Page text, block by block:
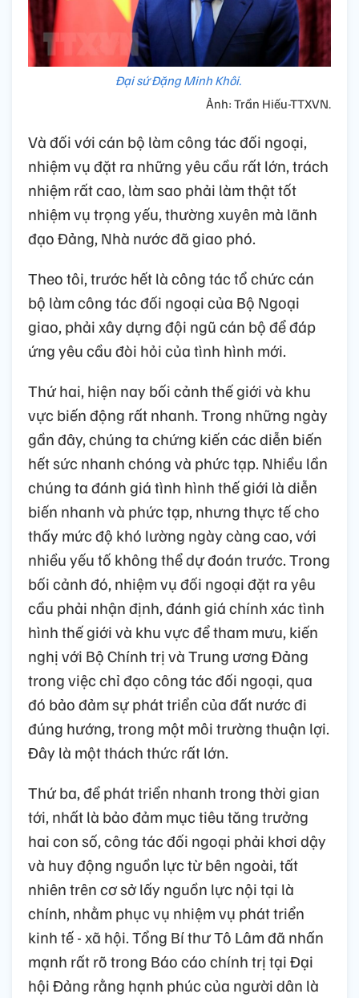
Đại sứ Đặng Minh Khôi.
Ảnh: Trần Hiếu-TTXVN.
Và đối với cán bộ làm công tác đối ngoại,
nhiệm vụ đặt ra những yêu cầu rất lớn, trách
nhiệm rất cao, làm sao phải làm thật tốt
nhiệm vụ trọng yếu, thường xuyên mà lãnh
đạo Đảng, Nhà nước đã giao phó.
Theo tôi, trước hết là công tác tổ chức cán
bộ làm công tác đối ngoại của Bộ Ngoại
giao, phải xây dựng đội ngũ cán bộ để đáp
ứng yêu cầu đòi hỏi của tình hình mới.
Thứ hai, hiện nay bối cảnh thế giới và khu
vực biến động rất nhanh. Trong những ngày
gần đây, chúng ta chứng kiến các diễn biến
hết sức nhanh chóng và phức tạp. Nhiều lần
chúng ta đánh giá tình hình thế giới là diễn
biến nhanh và phức tạp, nhưng thực tế cho
thấy mức độ khó lường ngày càng cao, với
nhiều yếu tố không thể dự đoán trước. Trong
bối cảnh đó, nhiệm vụ đối ngoại đặt ra yêu
cầu phải nhận định, đánh giá chính xác tình
hình thế giới và khu vực để tham mưu, kiến
nghị với Bộ Chính trị và Trung ương Đảng
trong việc chỉ đạo công tác đối ngoại, qua
đó bảo đảm sự phát triển của đất nước đi
đúng hướng, trong một môi trường thuận lợi.
Đây là một thách thức rất lớn.
Thứ ba, để phát triển nhanh trong thời gian
tới, nhất là bảo đảm mục tiêu tăng trưởng
hai con số, công tác đối ngoại phải khơi dậy
và huy động nguồn lực từ bên ngoài, tất
nhiên trên cơ sở lấy nguồn lực nội tại là
chính, nhằm phục vụ nhiệm vụ phát triển
kinh tế - xã hội. Tổng Bí thư Tô Lâm đã nhấn
mạnh rất rõ trong Báo cáo chính trị tại Đại
hội Đảng rằng hạnh phúc của người dân là